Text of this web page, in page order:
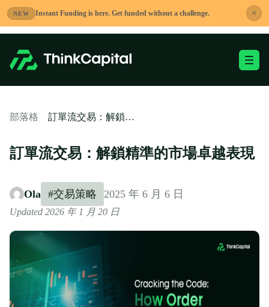
NEW Instant Funding is here. Get funded without a challenge. ×
到
內
切換移動端選單
部落格 訂單流交易：解鎖精準的市場卓越表現
訂單流交易：解鎖精準的市場卓越表現
Ola #交易策略 2025 年 6 月 6 日
Updated 2026 年 1 月 20 日